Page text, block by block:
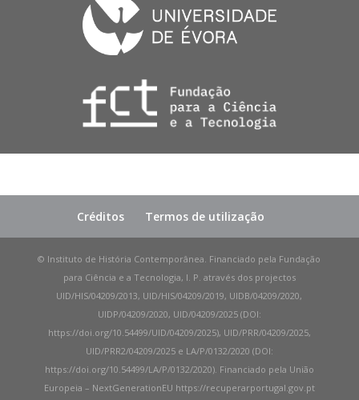
Créditos Termos de utilização
© Instituto de História Contemporânea. Financiado pela Fundação
para Ciência e a Tecnologia, I. P. através dos projectos
UID/HIS/04209/2013, UID/HIS/04209/2019, UIDB/04209/2020,
UIDP/04209/2020, UID/04209/2025 (DOI:
https://doi.org/10.54499/UID/04209/2025), UID/PRR/04209/2025,
UID/PRR2/04209/2025 e LA/P/0132/2020 (DOI:
https://doi.org/10.54499/LA/P/0132/2020). Financiado pela União
Europeia – NextGenerationEU https://recuperarportugal.gov.pt